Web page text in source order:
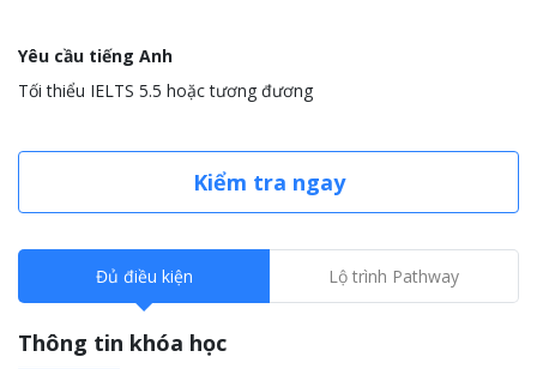
Yêu cầu tiếng Anh
Tối thiểu IELTS 5.5 hoặc tương đương
Kiểm tra ngay
Đủ điều kiện Lộ trình Pathway
Thông tin khóa học